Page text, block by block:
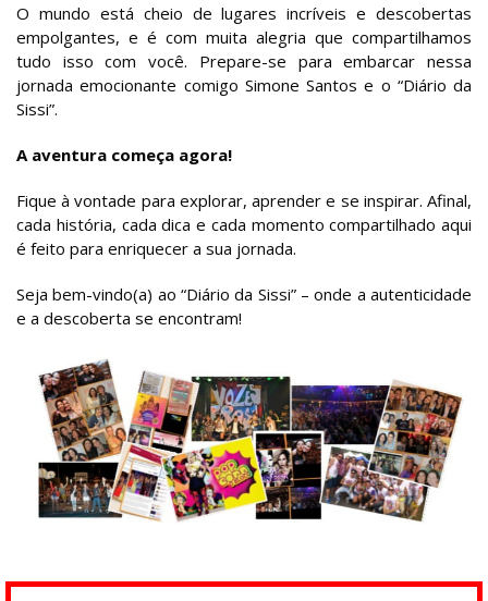
O mundo está cheio de lugares incríveis e descobertas
empolgantes, e é com muita alegria que compartilhamos
tudo isso com você. Prepare-se para embarcar nessa
jornada emocionante comigo Simone Santos e o “Diário da
Sissi”.
A aventura começa agora!
Fique à vontade para explorar, aprender e se inspirar. Afinal,
cada história, cada dica e cada momento compartilhado aqui
é feito para enriquecer a sua jornada.
Seja bem-vindo(a) ao “Diário da Sissi” – onde a autenticidade
e a descoberta se encontram!